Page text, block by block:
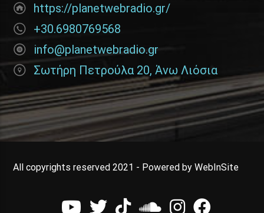
https://planetwebradio.gr/
+30.6980769568
info@planetwebradio.gr
Σωτήρη Πετρούλα 20, Άνω Λιόσια
All copyrights reserved 2021 - Powered by WebInSite